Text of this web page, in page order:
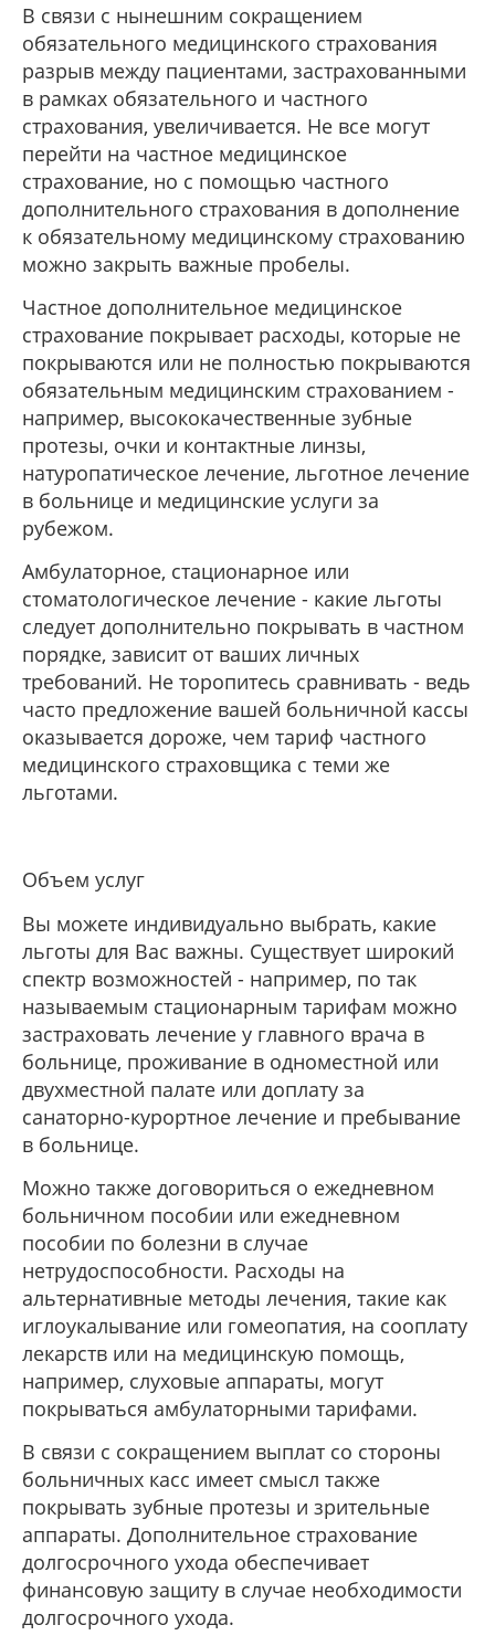
В связи с нынешним сокращением
обязательного медицинского страхования
разрыв между пациентами, застрахованными
в рамках обязательного и частного
страхования, увеличивается. Не все могут
перейти на частное медицинское
страхование, но с помощью частного
дополнительного страхования в дополнение
к обязательному медицинскому страхованию
можно закрыть важные пробелы.
Частное дополнительное медицинское
страхование покрывает расходы, которые не
покрываются или не полностью покрываются
обязательным медицинским страхованием -
например, высококачественные зубные
протезы, очки и контактные линзы,
натуропатическое лечение, льготное лечение
в больнице и медицинские услуги за
рубежом.
Амбулаторное, стационарное или
стоматологическое лечение - какие льготы
следует дополнительно покрывать в частном
порядке, зависит от ваших личных
требований. Не торопитесь сравнивать - ведь
часто предложение вашей больничной кассы
оказывается дороже, чем тариф частного
медицинского страховщика с теми же
льготами.
Объем услуг
Вы можете индивидуально выбрать, какие
льготы для Вас важны. Существует широкий
спектр возможностей - например, по так
называемым стационарным тарифам можно
застраховать лечение у главного врача в
больнице, проживание в одноместной или
двухместной палате или доплату за
санаторно-курортное лечение и пребывание
в больнице.
Можно также договориться о ежедневном
больничном пособии или ежедневном
пособии по болезни в случае
нетрудоспособности. Расходы на
альтернативные методы лечения, такие как
иглоукалывание или гомеопатия, на сооплату
лекарств или на медицинскую помощь,
например, слуховые аппараты, могут
покрываться амбулаторными тарифами.
В связи с сокращением выплат со стороны
больничных касс имеет смысл также
покрывать зубные протезы и зрительные
аппараты. Дополнительное страхование
долгосрочного ухода обеспечивает
финансовую защиту в случае необходимости
долгосрочного ухода.